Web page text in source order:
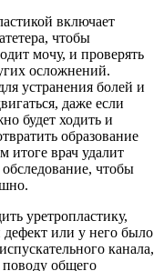
включает
чтобы
мочу, и проверять
осложнений.
устранения болей и
даже если
будет ходить и
образование
врач удалит
чтобы
уретропластику,
или у него было
канала,
поводу общего